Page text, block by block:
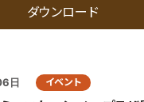
ダウンロード
日 イベント